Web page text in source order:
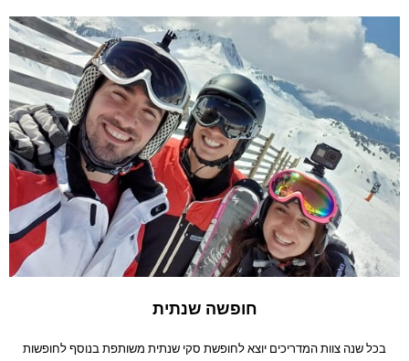
חופשה שנתית
בכל שנה צוות המדריכים יוצא לחופשת סקי שנתית משותפת בנוסף לחופשות